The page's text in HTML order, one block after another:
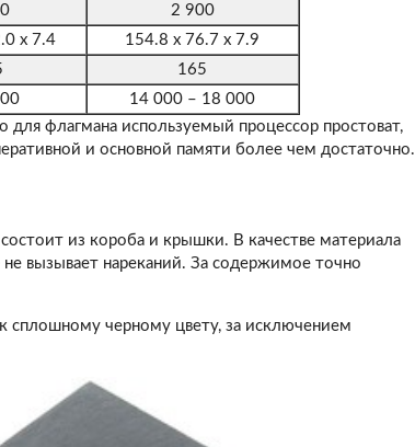
2 900
х 7.4
154.8 х 76.7 х 7.9
165
14 000 – 18 000
для флагмана используемый процессор простоват,
и основной памяти более чем достаточно.
из короба и крышки. В качестве материала
вызывает нареканий. За содержимое точно
черному цвету, за исключением